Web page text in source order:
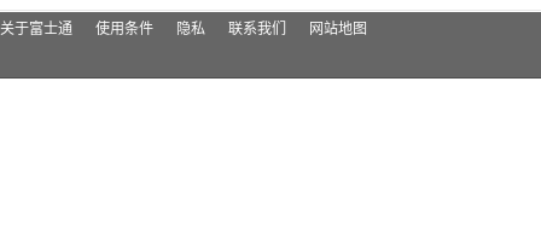
关于富士通 使用条件 隐私 联系我们 网站地图